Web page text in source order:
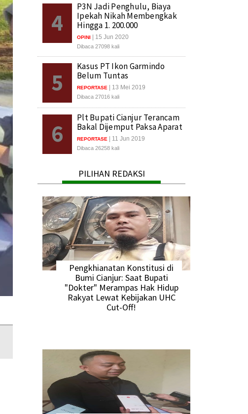
4
P3N Jadi Penghulu, Biaya
Ipekah Nikah Membengkak
Hingga 1. 200.000
OPINI | 15 Jun 2020
Dibaca 27098 kali
5
Kasus PT Ikon Garmindo
Belum Tuntas
REPORTASE | 13 Mei 2019
Dibaca 27016 kali
6
Plt Bupati Cianjur Terancam
Bakal Dijemput Paksa Aparat
REPORTASE | 11 Jun 2019
Dibaca 26258 kali
PILIHAN REDAKSI
Pengkhianatan Konstitusi di
Bumi Cianjur: Saat Bupati
"Dokter" Merampas Hak Hidup
Rakyat Lewat Kebijakan UHC
Cut-Off!